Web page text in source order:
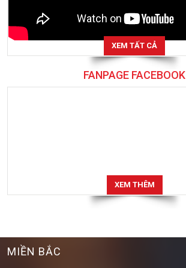
XEM TẤT CẢ
FANPAGE FACEBOOK
XEM THÊM
MIỀN BẮC